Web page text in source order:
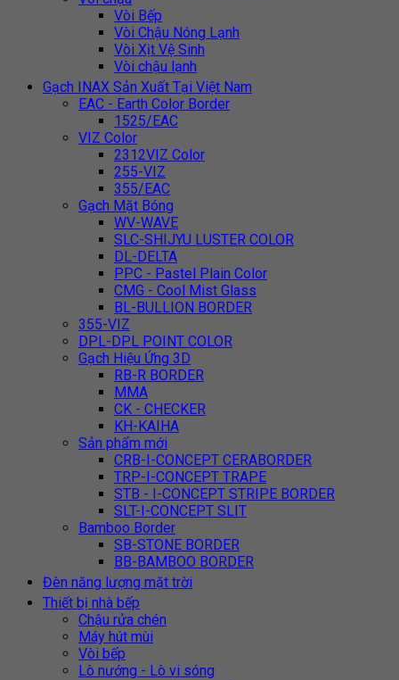
Vòi Bếp
Vòi Chậu Nóng Lạnh
Vòi Xịt Vệ Sinh
Vòi chậu lạnh
Gạch INAX Sản Xuất Tại Việt Nam
EAC - Earth Color Border
1525/EAC
VIZ Color
2312VIZ Color
255-VIZ
355/EAC
Gạch Mặt Bóng
WV-WAVE
SLC-SHIJYU LUSTER COLOR
DL-DELTA
PPC - Pastel Plain Color
CMG - Cool Mist Glass
BL-BULLION BORDER
355-VIZ
DPL-DPL POINT COLOR
Gạch Hiệu Ứng 3D
RB-R BORDER
MMA
CK - CHECKER
KH-KAIHA
Sản phẩm mới
CRB-I-CONCEPT CERABORDER
TRP-I-CONCEPT TRAPE
STB - I-CONCEPT STRIPE BORDER
SLT-I-CONCEPT SLIT
Bamboo Border
SB-STONE BORDER
BB-BAMBOO BORDER
Đèn năng lượng mặt trời
Thiết bị nhà bếp
Chậu rửa chén
Máy hút mùi
Vòi bếp
Lò nướng - Lò vi sóng